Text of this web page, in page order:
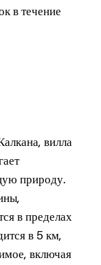
в течение
вилла
природу.
в пределах
в 5 км,
включая